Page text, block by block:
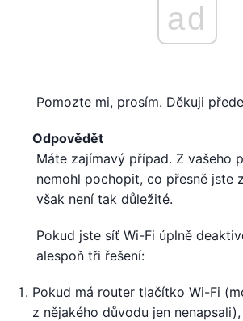
ad
Pomozte mi, prosím. Děkuji
Odpovědět
Máte zajímavý případ. Z vašeho
nemohl pochopit, co přesně jste
však není tak důležité.
Pokud jste síť Wi-Fi úplně
alespoň tři řešení:
Pokud má router tlačítko Wi-Fi
z nějakého důvodu jen